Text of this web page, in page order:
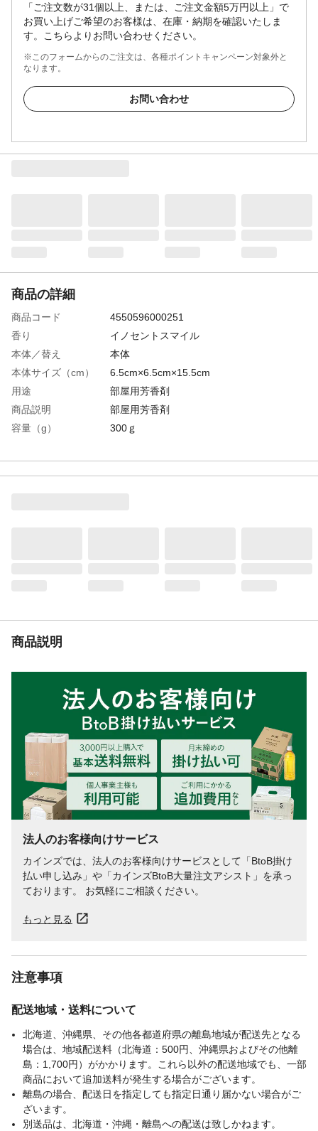
「ご注文数が31個以上、または、ご注文金額5万円以上」で
お買い上げご希望のお客様は、在庫・納期を確認いたしま
す。こちらよりお問い合わせください。
※このフォームからのご注文は、各種ポイントキャンペーン対象外と
なります。
お問い合わせ
商品の詳細
商品コード
4550596000251
香り
イノセントスマイル
本体／替え
本体
本体サイズ（cm）
6.5cm×6.5cm×15.5cm
用途
部屋用芳香剤
商品説明
部屋用芳香剤
容量（g）
300ｇ
料、 エタノール、植物抽出消臭剤、防腐
剤、吸水性樹脂
により異なります。
商品説明
法人のお客様向けサービス
カインズでは、法人のお客様向けサービスとして「BtoB掛け
払い申し込み」や「カインズBtoB大量注文アシスト」を承っ
ております。 お気軽にご相談ください。
もっと見る
注意事項
配送地域・送料について
北海道、沖縄県、その他各都道府県の離島地域が配送先となる
場合は、地域配送料（北海道：500円、沖縄県およびその他離
島：1,700円）がかかります。これら以外の配送地域でも、一部
商品において追加送料が発生する場合がございます。
離島の場合、配送日を指定しても指定日通り届かない場合がご
ざいます。
別送品は、北海道・沖縄・離島への配送は致しかねます。